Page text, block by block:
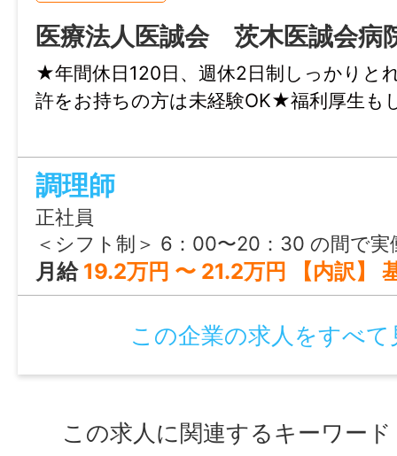
医療法人医誠会 茨木医誠会病
★年間休日120日、週休2日制しっかりと
許をお持ちの方は未経験OK★福利厚生
調理師
正社員
＜シフト制＞ 6：00〜20：30 の間で実働7.5時間（休憩60分） 勤務例 6：00～14：
月給 19.2万円 〜 21.2万円 【内訳】 基本給：135,000円～155,000円 職務手当：20,000円 調整手当：17,000円
この企業の求人をすべて
この求人に関連するキーワード